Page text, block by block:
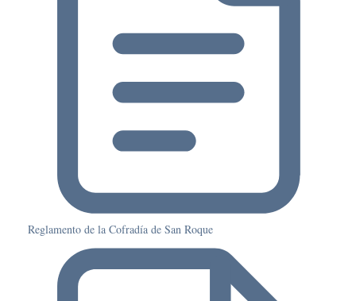
Reglamento de la Cofradía de San Roque